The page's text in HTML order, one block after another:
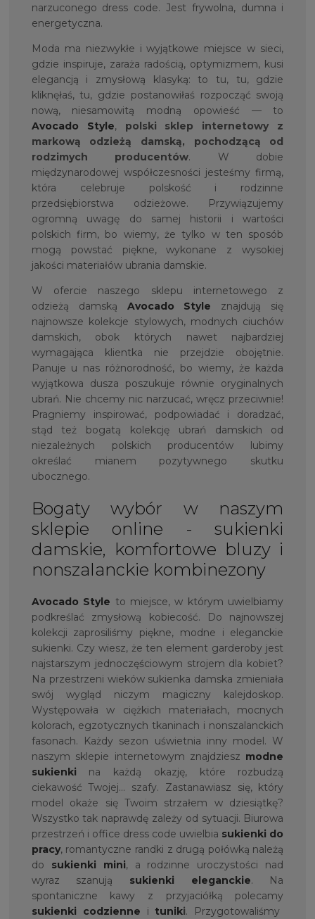
narzuconego dress code. Jest frywolna, dumna i
energetyczna.
Moda ma niezwykłe i wyjątkowe miejsce w sieci,
gdzie inspiruje, zaraża radością, optymizmem, kusi
elegancją i zmysłową klasyką: to tu, tu, gdzie
kliknęłaś, tu, gdzie postanowiłaś rozpocząć swoją
nową, niesamowitą modną opowieść — to
Avocado Style, polski sklep internetowy z
markową odzieżą damską, pochodzącą od
rodzimych producentów. W dobie
międzynarodowej współczesności jesteśmy firmą,
która celebruje polskość i rodzinne
przedsiębiorstwa odzieżowe. Przywiązujemy
ogromną uwagę do samej historii i wartości
polskich firm, bo wiemy, że tylko w ten sposób
mogą powstać piękne, wykonane z wysokiej
jakości materiałów ubrania damskie.
W ofercie naszego sklepu internetowego z
odzieżą damską Avocado Style znajdują się
najnowsze kolekcje stylowych, modnych ciuchów
damskich, obok których nawet najbardziej
wymagająca klientka nie przejdzie obojętnie.
Panuje u nas różnorodność, bo wiemy, że każda
wyjątkowa dusza poszukuje równie oryginalnych
ubrań. Nie chcemy nic narzucać, wręcz przeciwnie!
Pragniemy inspirować, podpowiadać i doradzać,
stąd też bogatą kolekcję ubrań damskich od
niezależnych polskich producentów lubimy
określać mianem pozytywnego skutku
ubocznego.
Bogaty wybór w naszym
sklepie online - sukienki
damskie, komfortowe bluzy i
nonszalanckie kombinezony
Avocado Style to miejsce, w którym uwielbiamy
podkreślać zmysłową kobiecość. Do najnowszej
kolekcji zaprosiliśmy piękne, modne i eleganckie
sukienki. Czy wiesz, że ten element garderoby jest
najstarszym jednoczęściowym strojem dla kobiet?
Na przestrzeni wieków sukienka damska zmieniała
swój wygląd niczym magiczny kalejdoskop.
Występowała w ciężkich materiałach, mocnych
kolorach, egzotycznych tkaninach i nonszalanckich
fasonach. Każdy sezon uświetnia inny model. W
naszym sklepie internetowym znajdziesz modne
sukienki na każdą okazję, które rozbudzą
ciekawość Twojej… szafy. Zastanawiasz się, który
model okaże się Twoim strzałem w dziesiątkę?
Wszystko tak naprawdę zależy od sytuacji. Biurowa
przestrzeń i office dress code uwielbia sukienki do
pracy, romantyczne randki z drugą połówką należą
do sukienki mini, a rodzinne uroczystości nad
wyraz szanują sukienki eleganckie. Na
spontaniczne kawy z przyjaciółką polecamy
sukienki codzienne i tuniki. Przygotowaliśmy